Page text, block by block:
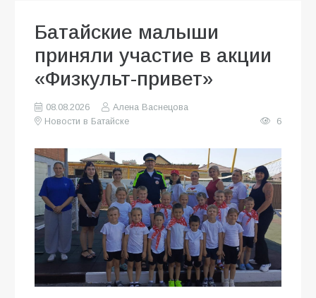
Батайские малыши
приняли участие в акции
«Физкульт-привет»
08.08.2026
Алена Васнецова
Новости в Батайске
6